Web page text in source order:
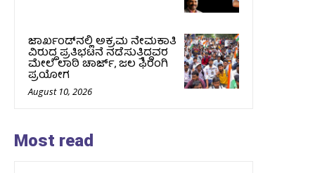
ಜಾರ್ಖಂಡ್‌ನಲ್ಲಿ ಅಕ್ರಮ ನೇಮಕಾತಿ
ವಿರುದ್ಧ ಪ್ರತಿಭಟನೆ ನಡೆಸುತ್ತಿದ್ದವರ
ಮೇಲೆ ಲಾಠಿ ಚಾರ್ಜ್‌, ಜಲ ಫಿರಂಗಿ
ಪ್ರಯೋಗ
August 10, 2026
Most read